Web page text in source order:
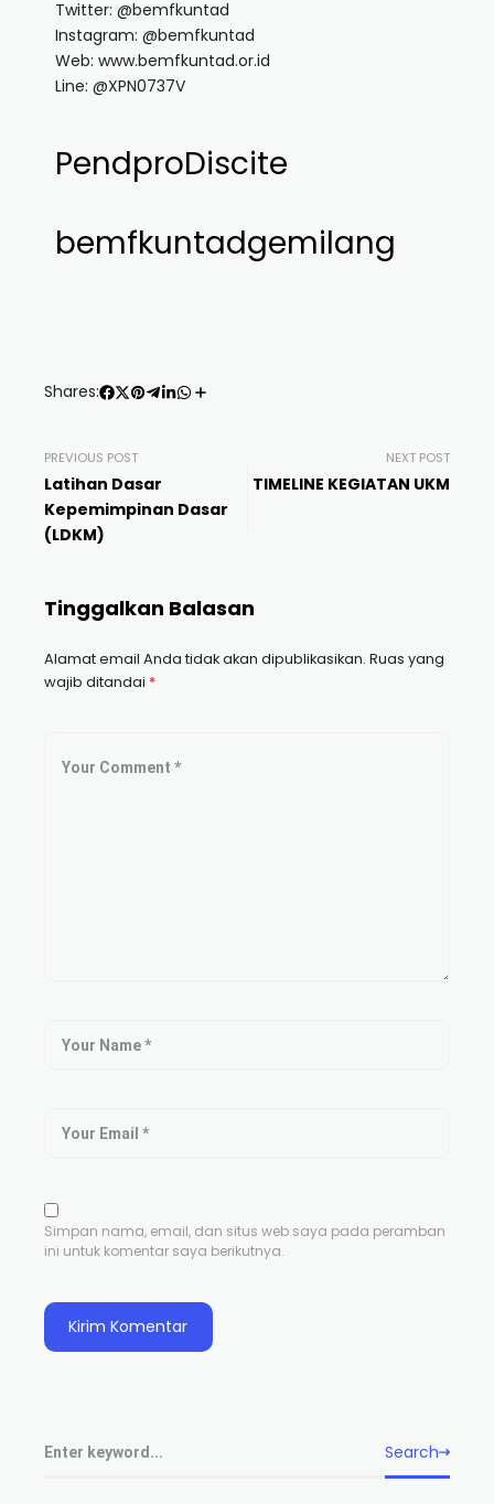
Twitter: @bemfkuntad
Instagram: @bemfkuntad
Web: www.bemfkuntad.or.id
Line: @XPN0737V
PendproDiscite
bemfkuntadgemilang
Shares:
PREVIOUS POST
Latihan Dasar
Kepemimpinan Dasar
(LDKM)
NEXT POST
TIMELINE KEGIATAN UKM
Tinggalkan Balasan
Alamat email Anda tidak akan dipublikasikan. Ruas yang
wajib ditandai *
Simpan nama, email, dan situs web saya pada peramban
ini untuk komentar saya berikutnya.
Search